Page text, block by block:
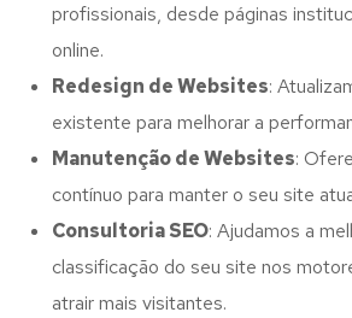
profissionais, desde páginas
online.
Redesign de Websites:
existente para melhorar a
Manutenção de Websites:
contínuo para manter o seu site
Consultoria SEO: Ajudamos a
classificação do seu site nos
atrair mais visitantes.